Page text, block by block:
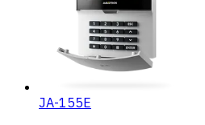
JA-155E